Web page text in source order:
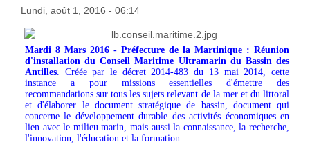
Lundi, août 1, 2016 - 06:14
Mardi 8 Mars 2016 - Préfecture de la Martinique : Réunion
d'installation du Conseil Maritime Ultramarin du Bassin des
Antilles . Créée par le décret 2014-483 du 13 mai 2014, cette
instance a pour missions essentielles d'émettre des
recommandations sur tous les sujets relevant de la mer et du littoral
et d'élaborer le document stratégique de bassin, document qui
concerne le développement durable des activités économiques en
lien avec le milieu marin, mais aussi la connaissance, la recherche,
l'innovation, l'éducation et la formation.